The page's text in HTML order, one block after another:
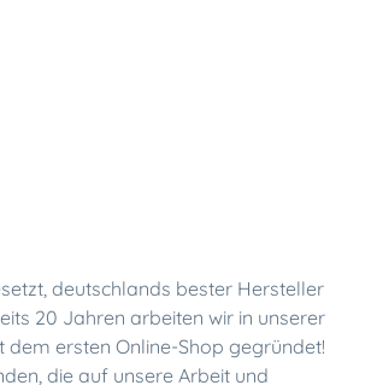
deutschlands bester Hersteller
20 Jahren arbeiten wir in unserer
ersten Online-Shop gegründet!
die auf unsere Arbeit und